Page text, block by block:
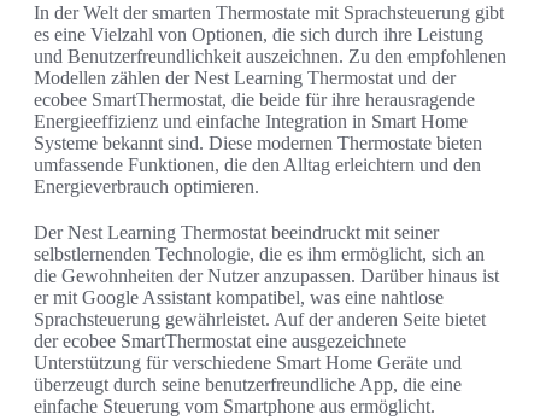
In der Welt der smarten Thermostate mit Sprachsteuerung gibt
es eine Vielzahl von Optionen, die sich durch ihre Leistung
und Benutzerfreundlichkeit auszeichnen. Zu den empfohlenen
Modellen zählen der Nest Learning Thermostat und der
ecobee SmartThermostat, die beide für ihre herausragende
Energieeffizienz und einfache Integration in Smart Home
Systeme bekannt sind. Diese modernen Thermostate bieten
umfassende Funktionen, die den Alltag erleichtern und den
Energieverbrauch optimieren.
Der Nest Learning Thermostat beeindruckt mit seiner
selbstlernenden Technologie, die es ihm ermöglicht, sich an
die Gewohnheiten der Nutzer anzupassen. Darüber hinaus ist
er mit Google Assistant kompatibel, was eine nahtlose
Sprachsteuerung gewährleistet. Auf der anderen Seite bietet
der ecobee SmartThermostat eine ausgezeichnete
Unterstützung für verschiedene Smart Home Geräte und
überzeugt durch seine benutzerfreundliche App, die eine
einfache Steuerung vom Smartphone aus ermöglicht.